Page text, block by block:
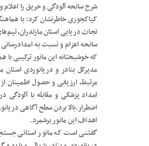
شرح سانحه آلودگی و حریق را
نجات دریایی استان مازندران،
سانحه اعزام و نسبت به
که خوشبختانه این مانور ترکیبی با
مدیرکل بنادر و دریانوردی استان
مرتبط، ارزیابی و حصول اطمینان
امداد پزشکی و مقابله با آلودگی
اضطرار.بالا بردن سطح آگاهی
اهداف این مانور برشمرد.
گفتنی است که مانور استانی